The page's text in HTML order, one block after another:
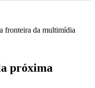
fronteira da multimídia
próxima